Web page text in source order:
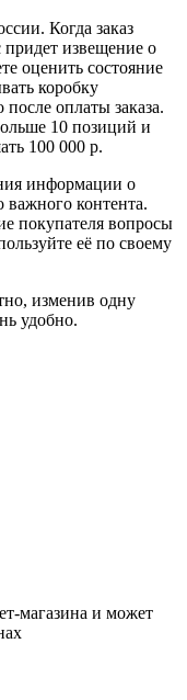
Когда заказ
придет извещение о
оценить состояние
коробку
оплаты заказа.
10 позиций и
100 000 р.
информации о
важного контента.
покупателя вопросы
её по своему
изменив одну
удобно.
магазина и может